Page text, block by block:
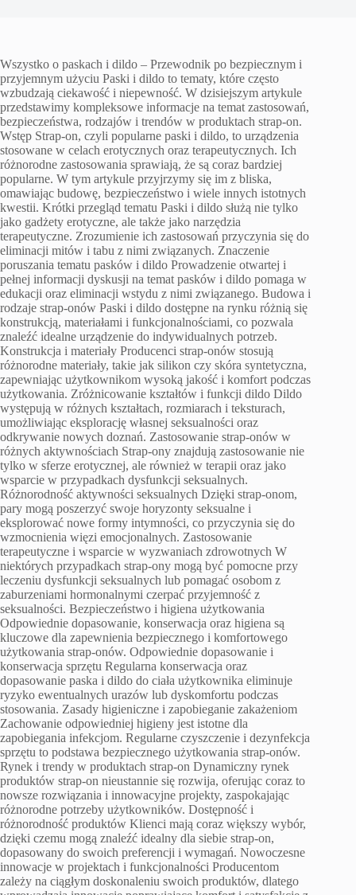
Wszystko o paskach i dildo – Przewodnik po bezpiecznym i
przyjemnym użyciu Paski i dildo to tematy, które często
wzbudzają ciekawość i niepewność. W dzisiejszym artykule
przedstawimy kompleksowe informacje na temat zastosowań,
bezpieczeństwa, rodzajów i trendów w produktach strap-on.
Wstęp Strap-on, czyli popularne paski i dildo, to urządzenia
stosowane w celach erotycznych oraz terapeutycznych. Ich
różnorodne zastosowania sprawiają, że są coraz bardziej
popularne. W tym artykule przyjrzymy się im z bliska,
omawiając budowę, bezpieczeństwo i wiele innych istotnych
kwestii. Krótki przegląd tematu Paski i dildo służą nie tylko
jako gadżety erotyczne, ale także jako narzędzia
terapeutyczne. Zrozumienie ich zastosowań przyczynia się do
eliminacji mitów i tabu z nimi związanych. Znaczenie
poruszania tematu pasków i dildo Prowadzenie otwartej i
pełnej informacji dyskusji na temat pasków i dildo pomaga w
edukacji oraz eliminacji wstydu z nimi związanego. Budowa i
rodzaje strap-onów Paski i dildo dostępne na rynku różnią się
konstrukcją, materiałami i funkcjonalnościami, co pozwala
znaleźć idealne urządzenie do indywidualnych potrzeb.
Konstrukcja i materiały Producenci strap-onów stosują
różnorodne materiały, takie jak silikon czy skóra syntetyczna,
zapewniając użytkownikom wysoką jakość i komfort podczas
użytkowania. Zróżnicowanie kształtów i funkcji dildo Dildo
występują w różnych kształtach, rozmiarach i teksturach,
umożliwiając eksplorację własnej seksualności oraz
odkrywanie nowych doznań. Zastosowanie strap-onów w
różnych aktywnościach Strap-ony znajdują zastosowanie nie
tylko w sferze erotycznej, ale również w terapii oraz jako
wsparcie w przypadkach dysfunkcji seksualnych.
Różnorodność aktywności seksualnych Dzięki strap-onom,
pary mogą poszerzyć swoje horyzonty seksualne i
eksplorować nowe formy intymności, co przyczynia się do
wzmocnienia więzi emocjonalnych. Zastosowanie
terapeutyczne i wsparcie w wyzwaniach zdrowotnych W
niektórych przypadkach strap-ony mogą być pomocne przy
leczeniu dysfunkcji seksualnych lub pomagać osobom z
zaburzeniami hormonalnymi czerpać przyjemność z
seksualności. Bezpieczeństwo i higiena użytkowania
Odpowiednie dopasowanie, konserwacja oraz higiena są
kluczowe dla zapewnienia bezpiecznego i komfortowego
użytkowania strap-onów. Odpowiednie dopasowanie i
konserwacja sprzętu Regularna konserwacja oraz
dopasowanie paska i dildo do ciała użytkownika eliminuje
ryzyko ewentualnych urazów lub dyskomfortu podczas
stosowania. Zasady higieniczne i zapobieganie zakażeniom
Zachowanie odpowiedniej higieny jest istotne dla
zapobiegania infekcjom. Regularne czyszczenie i dezynfekcja
sprzętu to podstawa bezpiecznego użytkowania strap-onów.
Rynek i trendy w produktach strap-on Dynamiczny rynek
produktów strap-on nieustannie się rozwija, oferując coraz to
nowsze rozwiązania i innowacyjne projekty, zaspokajając
różnorodne potrzeby użytkowników. Dostępność i
różnorodność produktów Klienci mają coraz większy wybór,
dzięki czemu mogą znaleźć idealny dla siebie strap-on,
dopasowany do swoich preferencji i wymagań. Nowoczesne
innowacje w projektach i funkcjonalności Producentom
zależy na ciągłym doskonaleniu swoich produktów, dlatego